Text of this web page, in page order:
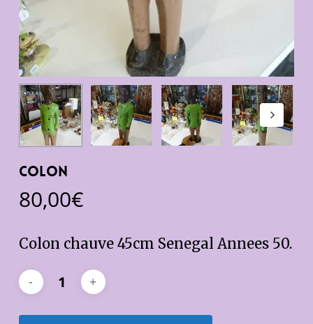
Colon
80,00€
Colon chauve 45cm Senegal Annees 50.